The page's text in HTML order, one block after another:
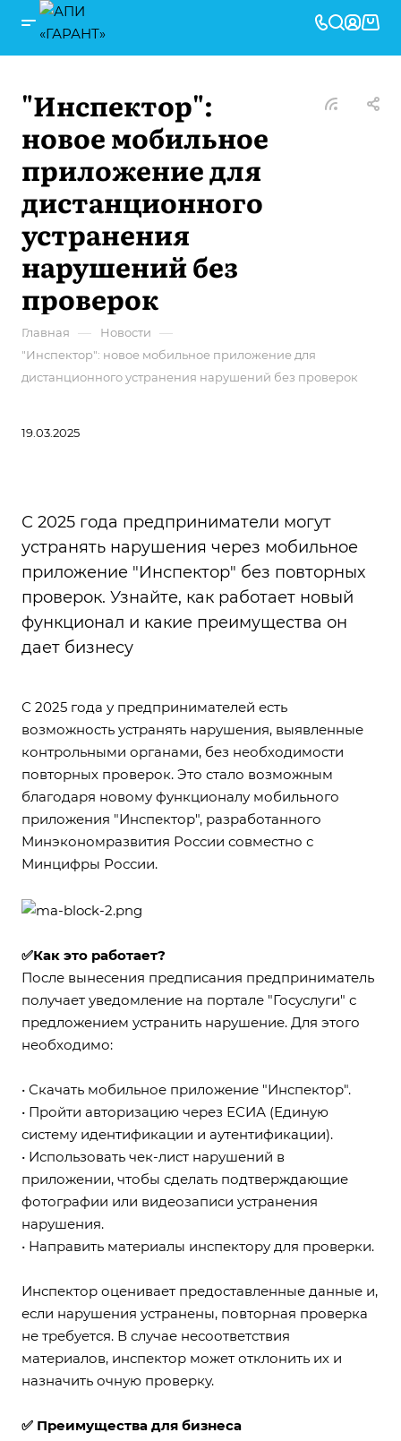
"Инспектор":
новое мобильное
приложение для
дистанционного
устранения
нарушений без
проверок
Главная — Новости —
"Инспектор": новое мобильное приложение для
дистанционного устранения нарушений без проверок
19.03.2025
С 2025 года предприниматели могут
устранять нарушения через мобильное
приложение "Инспектор" без повторных
проверок. Узнайте, как работает новый
функционал и какие преимущества он
дает бизнесу
С 2025 года у предпринимателей есть
возможность устранять нарушения, выявленные
контрольными органами, без необходимости
повторных проверок. Это стало возможным
благодаря новому функционалу мобильного
приложения "Инспектор", разработанного
Минэкономразвития России совместно с
Минцифры России.
✅Как это работает?
После вынесения предписания предприниматель
получает уведомление на портале "Госуслуги" с
предложением устранить нарушение. Для этого
необходимо:
• Скачать мобильное приложение "Инспектор".
• Пройти авторизацию через ЕСИА (Единую
систему идентификации и аутентификации).
• Использовать чек-лист нарушений в
приложении, чтобы сделать подтверждающие
фотографии или видеозаписи устранения
нарушения.
• Направить материалы инспектору для проверки.
Инспектор оценивает предоставленные данные и,
если нарушения устранены, повторная проверка
не требуется. В случае несоответствия
материалов, инспектор может отклонить их и
назначить очную проверку.
✅ Преимущества для бизнеса